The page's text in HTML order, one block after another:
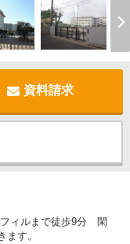
資料請求
ィルまで徒歩9分 閑
す。